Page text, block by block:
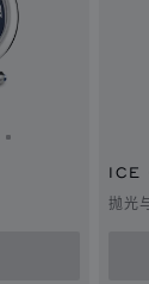
1幻灯片 2
转到幻灯片 3
ICE
抛光